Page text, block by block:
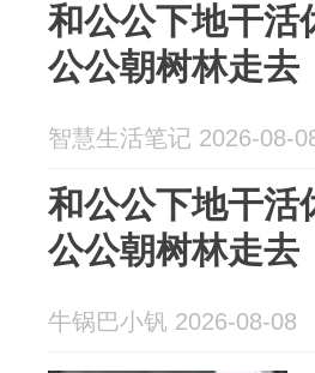
和公公下地干活
公公朝树林走去
智慧生活笔记 2026-08-
和公公下地干活
公公朝树林走去
牛锅巴小钒 2026-08-08